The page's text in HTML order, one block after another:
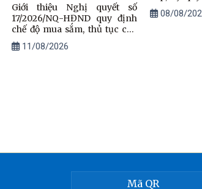
Giới thiệu Nghị quyết số
17/2026/NQ-HĐND quy định
chế độ mua sắm, thủ tục cấp
phát phù hiệu, cờ hiệu, cấp
hiệu, biển hiệu và trang phục
11/08/2026
vụ trong
địa bàn tỉnh
08/08/
Mã QR